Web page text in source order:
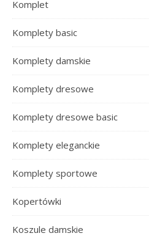
Komplet
Komplety basic
Komplety damskie
Komplety dresowe
Komplety dresowe basic
Komplety eleganckie
Komplety sportowe
Kopertówki
Koszule damskie